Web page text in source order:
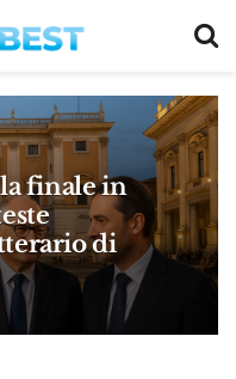
finale in
di